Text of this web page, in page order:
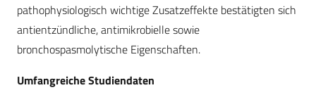
pathophysiologisch wichtige Zusatzeffekte bestätigten sich
antientzündliche, antimikrobielle sowie
bronchospasmolytische Eigenschaften.
Umfangreiche Studiendaten